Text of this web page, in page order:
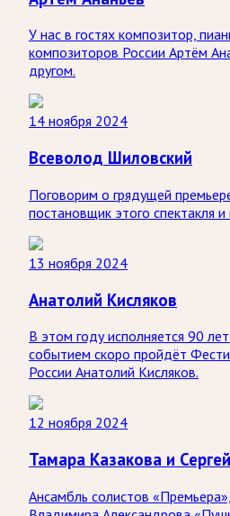
У нас в гостях композитор,
композиторов России Артём
другом.
14 ноября 2024
Всеволод Шиловский
Поговорим о грядущей
постановщик этого спектакля
13 ноября 2024
Анатолий Кисляков
В этом году исполняется 90
событием скоро пройдёт
России Анатолий Кисляков.
12 ноября 2024
Тамара Казакова и
Ансамбль солистов